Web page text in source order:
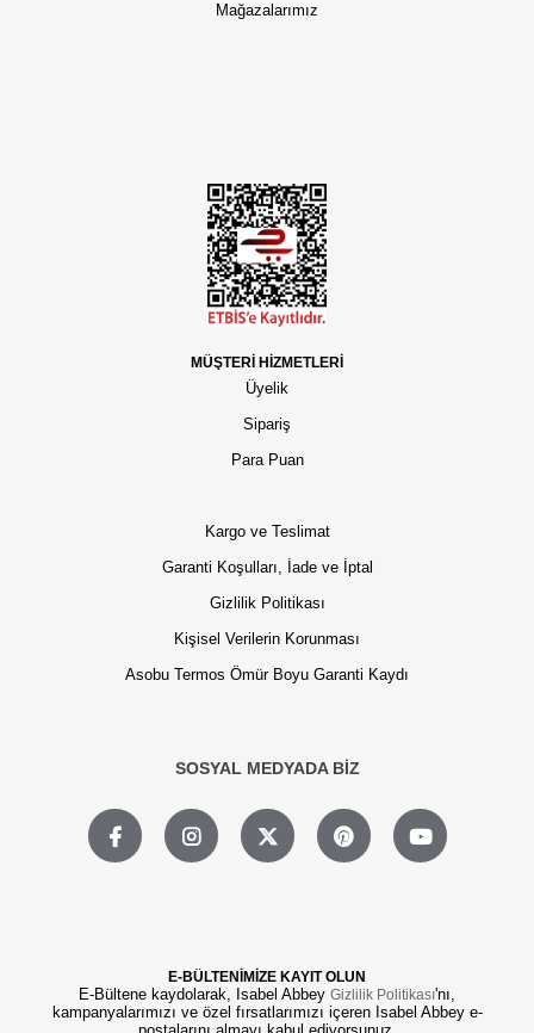
Mağazalarımız
MÜŞTERİ HİZMETLERİ
Üyelik
Sipariş
Para Puan
Kargo ve Teslimat
Garanti Koşulları, İade ve İptal
Gizlilik Politikası
Kişisel Verilerin Korunması
Asobu Termos Ömür Boyu Garanti Kaydı
SOSYAL MEDYADA BİZ
E-BÜLTENİMİZE KAYIT OLUN
E-Bültene kaydolarak, Isabel Abbey Gizlilik Politikası'nı,
kampanyalarımızı ve özel fırsatlarımızı içeren Isabel Abbey e-